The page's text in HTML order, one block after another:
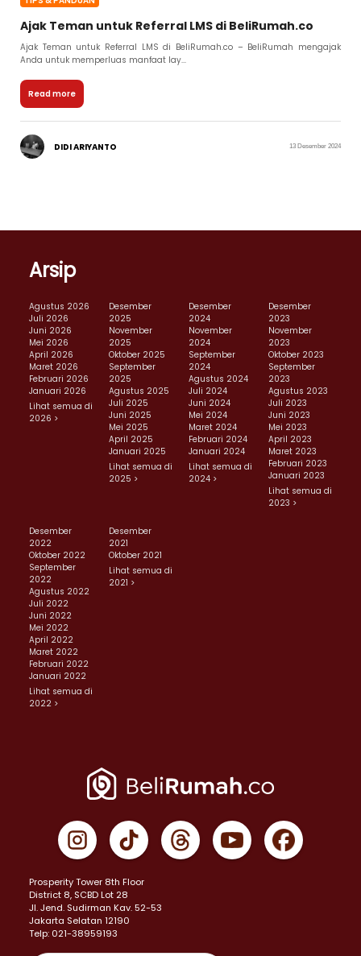
Ajak Teman untuk Referral LMS di BeliRumah.co
Ajak Teman untuk Referral LMS di BeliRumah.co – BeliRumah mengajak
Anda untuk memperluas manfaat lay...
Read more
DIDI ARIYANTO 13 Desember 2024
Arsip
Agustus 2026
Juli 2026
Juni 2026
Mei 2026
April 2026
Maret 2026
Februari 2026
Januari 2026
Lihat semua di
2026 >
Desember
2025
November
2025
Oktober 2025
September
2025
Agustus 2025
Juli 2025
Juni 2025
Mei 2025
April 2025
Januari 2025
Lihat semua di
2025 >
Desember
2024
November
2024
September
2024
Agustus 2024
Juli 2024
Juni 2024
Mei 2024
Maret 2024
Februari 2024
Januari 2024
Lihat semua di
2024 >
Desember
2023
November
2023
Oktober 2023
September
2023
Agustus 2023
Juli 2023
Juni 2023
Mei 2023
April 2023
Maret 2023
Februari 2023
Januari 2023
Lihat semua di
2023 >
Desember
2022
Oktober 2022
September
2022
Agustus 2022
Juli 2022
Juni 2022
Mei 2022
April 2022
Maret 2022
Februari 2022
Januari 2022
Lihat semua di
2022 >
Desember
2021
Oktober 2021
Lihat semua di
2021 >
Prosperity Tower 8th Floor
District 8, SCBD Lot 28
JI. Jend. Sudirman Kav. 52-53
Jakarta Selatan 12190
Telp: 021-38959193